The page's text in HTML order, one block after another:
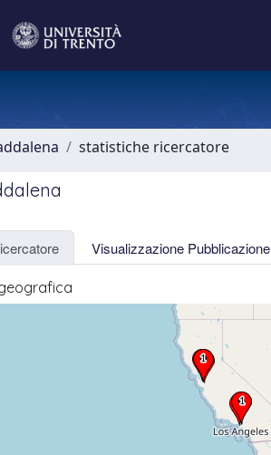
statistiche ricercatore
Visualizzazione Pubblicazione